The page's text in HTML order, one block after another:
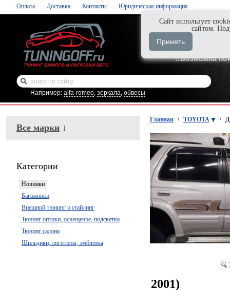
Оплата Доставка Контакты Юридическая информация
Нажми и
+7-929-495-
!!Возможна
Например: alfa-romeo, зеркала, обвесы
Все марки ↓
Категории
Новинки
Багажники
Внешний тюнинг и стайлинг
Тюнинг оптики, освещение, подсветка
Тюнинг салона
Шильдики, логотипы, эмблемы
Главная \ TOYOTA \
2001)
Cайт использует
сайтом.
Принять